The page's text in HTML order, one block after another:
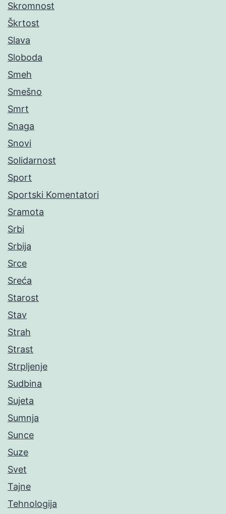
Skromnost
Škrtost
Slava
Sloboda
Smeh
Smešno
Smrt
Snaga
Snovi
Solidarnost
Sport
Sportski Komentatori
Sramota
Srbi
Srbija
Srce
Sreća
Starost
Stav
Strah
Strast
Strpljenje
Sudbina
Sujeta
Sumnja
Sunce
Suze
Svet
Tajne
Tehnologija